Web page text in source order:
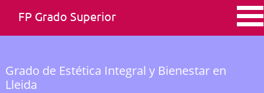
FP Grado Superior
Grado de Estética Integral y Bienestar en
Lleida